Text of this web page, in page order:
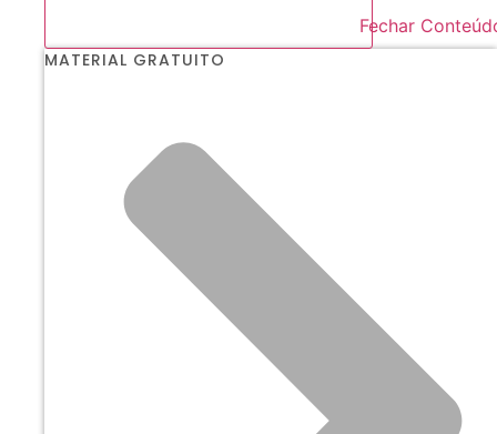
Fechar
MATERIAL GRATUITO